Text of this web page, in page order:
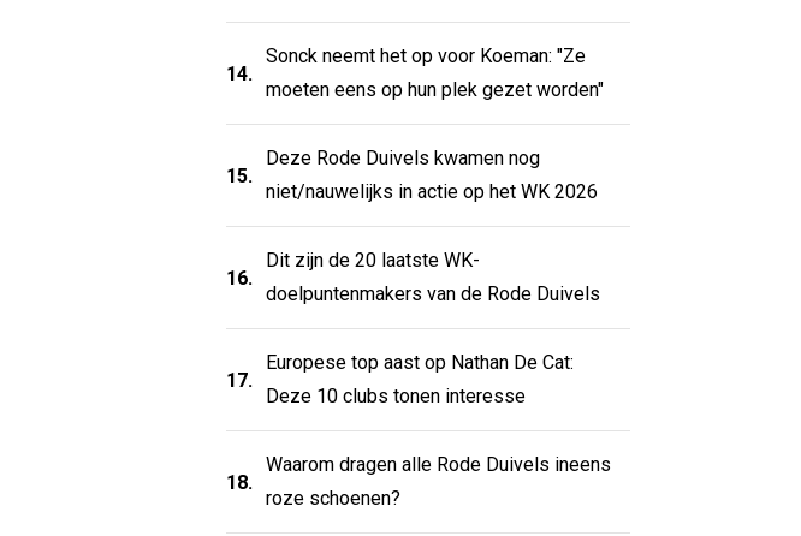
14.
Sonck neemt het op voor Koeman: "Ze
moeten eens op hun plek gezet worden"
15.
Deze Rode Duivels kwamen nog
niet/nauwelijks in actie op het WK 2026
16.
Dit zijn de 20 laatste WK-
doelpuntenmakers van de Rode Duivels
17.
Europese top aast op Nathan De Cat:
Deze 10 clubs tonen interesse
18.
Waarom dragen alle Rode Duivels ineens
roze schoenen?